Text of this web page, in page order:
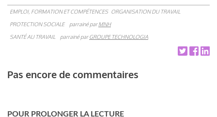
EMPLOI, FORMATION ET COMPÉTENCES ORGANISATION DU TRAVAIL
PROTECTION SOCIALE
parrainé parMNH
SANTÉ AU TRAVAIL
parrainé parGROUPE TECHNOLOGIA
Pas encore de commentaires
POUR PROLONGER LA LECTURE